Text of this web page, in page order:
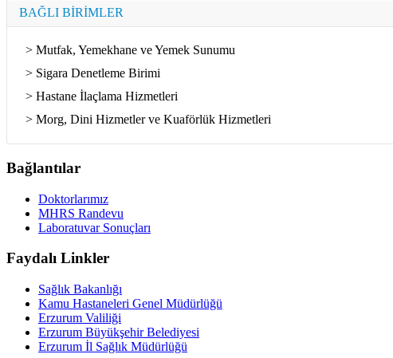
BAĞLI BİRİMLER
> Mutfak, Yemekhane ve Yemek Sunumu
> Sigara Denetleme Birimi
> Hastane İlaçlama Hizmetleri
> Morg, Dini Hizmetler ve Kuaförlük Hizmetleri
Bağlantılar
Doktorlarımız
MHRS Randevu
Laboratuvar Sonuçları
Faydalı Linkler
Sağlık Bakanlığı
Kamu Hastaneleri Genel Müdürlüğü
Erzurum Valiliği
Erzurum Büyükşehir Belediyesi
Erzurum İl Sağlık Müdürlüğü